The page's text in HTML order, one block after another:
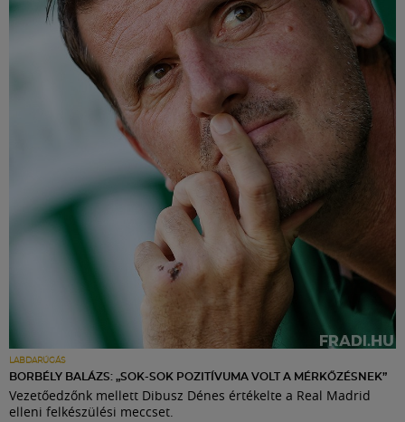
LABDARÚGÁS
BORBÉLY BALÁZS: „SOK-SOK POZITÍVUMA VOLT A MÉRKŐZÉSNEK”
Vezetőedzőnk mellett Dibusz Dénes értékelte a Real Madrid
elleni felkészülési meccset.